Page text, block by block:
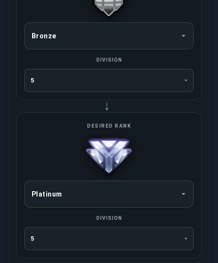
DIVISION
→
DESIRED RANK
DIVISION